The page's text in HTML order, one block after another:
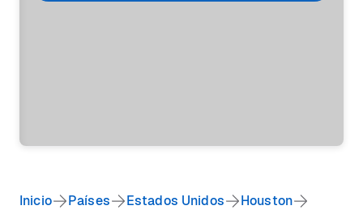
Inicio Países Estados Unidos
Houston